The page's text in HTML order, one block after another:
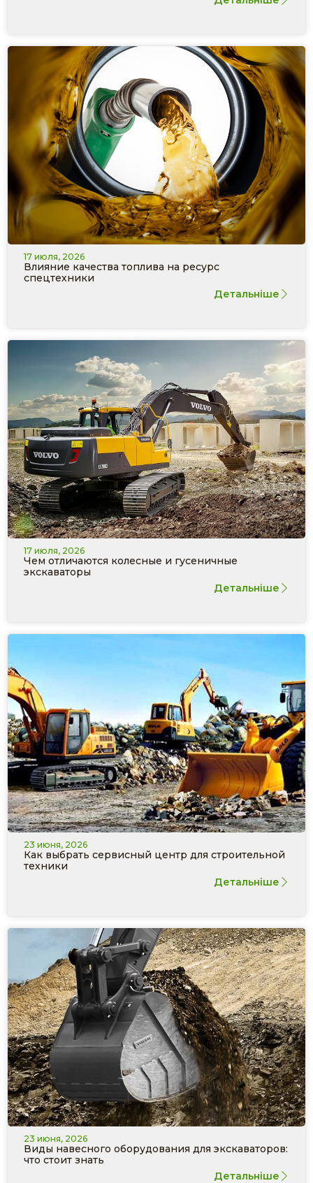
17 июля, 2026
Влияние качества топлива на ресурс
спецтехники
Детальніше
17 июля, 2026
Чем отличаются колесные и гусеничные
экскаваторы
Детальніше
23 июня, 2026
Как выбрать сервисный центр для строительной
техники
Детальніше
23 июня, 2026
Виды навесного оборудования для экскаваторов:
что стоит знать
Детальніше